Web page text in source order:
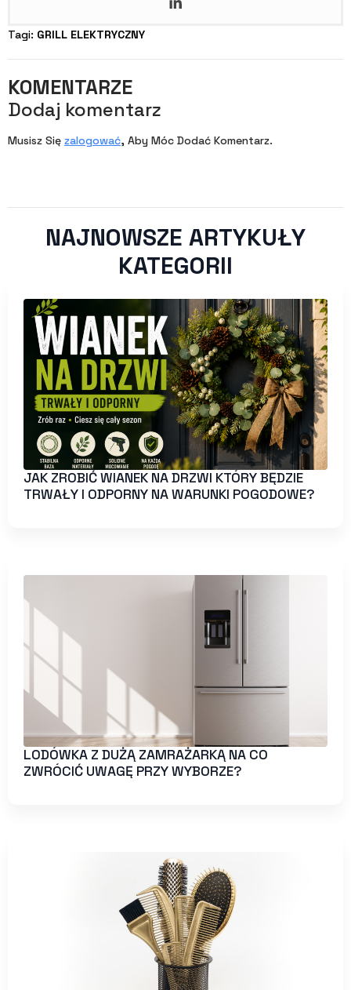
Tagi: GRILL ELEKTRYCZNY
KOMENTARZE
Dodaj komentarz
Musisz Się zalogować, Aby Móc Dodać Komentarz.
NAJNOWSZE ARTYKUŁY
KATEGORII
JAK ZROBIĆ WIANEK NA DRZWI KTÓRY BĘDZIE
TRWAŁY I ODPORNY NA WARUNKI POGODOWE?
LODÓWKA Z DUŻĄ ZAMRAŻARKĄ NA CO
ZWRÓCIĆ UWAGĘ PRZY WYBORZE?